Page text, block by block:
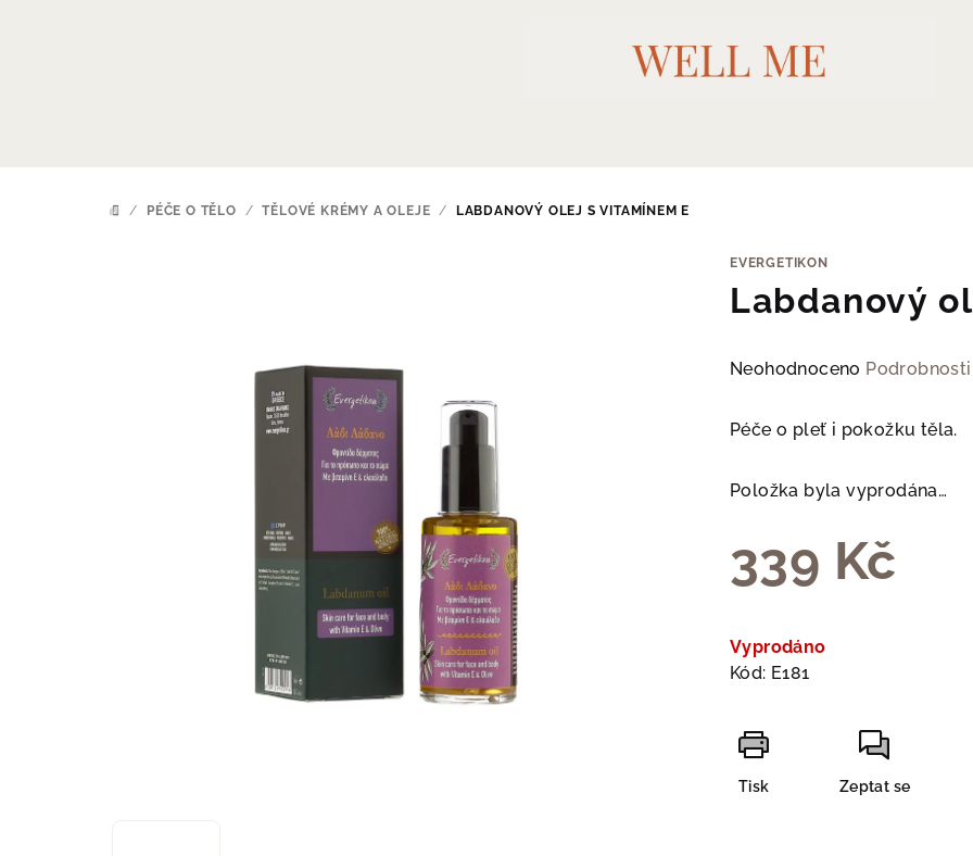
DOMŮ
/ PÉČE O TĚLO / TĚLOVÉ KRÉMY A OLEJE / LABDANOVÝ OLEJ S VITAMÍNEM E
EVERGETIKON
Labdanový
Průměrné
produktu
z
hvězdiček.
Neohodnoceno
Péče o pleť i pokožku těla.
Položka byla vyprodána…
339 Kč
cena:
Vyprodáno
Kód: E181
Tisk Zeptat se